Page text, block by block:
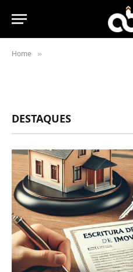
Home »
DESTAQUES